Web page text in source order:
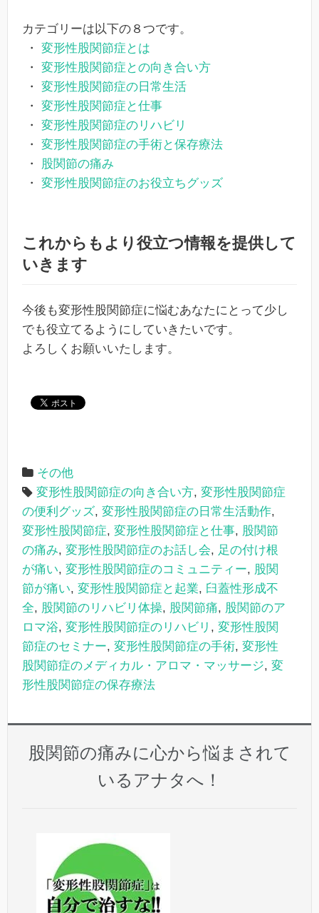
カテゴリーは以下の８つです。
・ 変形性股関節症とは
・ 変形性股関節症との向き合い方
・ 変形性股関節症の日常生活
・ 変形性股関節症と仕事
・ 変形性股関節症のリハビリ
・ 変形性股関節症の手術と保存療法
・ 股関節の痛み
・ 変形性股関節症のお役立ちグッズ
これからもより役立つ情報を提供して
いきます
今後も変形性股関節症に悩むあなたにとって少し
でも役立てるようにしていきたいです。
よろしくお願いいたします。
その他
変形性股関節症の向き合い方, 変形性股関節症
の便利グッズ, 変形性股関節症の日常生活動作,
変形性股関節症, 変形性股関節症と仕事, 股関節
の痛み, 変形性股関節症のお話し会, 足の付け根
が痛い, 変形性股関節症のコミュニティー, 股関
節が痛い, 変形性股関節症と起業, 臼蓋性形成不
全, 股関節のリハビリ体操, 股関節痛, 股関節のア
ロマ浴, 変形性股関節症のリハビリ , 変形性股関
節症のセミナー, 変形性股関節症の手術, 変形性
股関節症のメディカル・アロマ・マッサージ, 変
形性股関節症の保存療法
股関節の痛みに心から悩まされて
いるアナタへ！